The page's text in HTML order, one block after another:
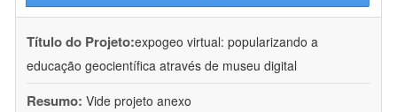
Título do Projeto:expogeo virtual: popularizando a
educação geocientífica através de museu digital
Resumo: Vide projeto anexo